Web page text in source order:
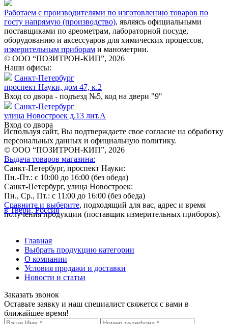
Работаем с производителями по изготовлению товаров по
госту напрямую (производство), являясь официальными
поставщиками по ареометрам, лабораторной посуде,
оборудованию и аксессуаров для химических процессов,
измерительным приборам и манометрии.
© ООО “ПОЗИТРОН-КИП”, 2026
Наши офисы:
Санкт-Петербург
проспект Науки, дом 47, к.2
Вход со двора - подъезд №5, код на двери "9"
Санкт-Петербург
улица Новостроек д.13 лит.А
Вход со двора
Используя сайт, Вы подтверждаете свое согласие на обработку
персональных данных и официальную политику.
© ООО “ПОЗИТРОН-КИП”, 2026
Выдача товаров магазина:
Санкт-Петербург, проспект Науки:
Пн.-Пт.: с 10:00 до 16:00 (без обеда)
Санкт-Петербург, улица Новостроек:
Пн., Ср., Пт.: с 11:00 до 16:00 (без обеда)
Сравните и выберите, подходящий для вас, адрес и время
получения продукции (поставщик измерительных приборов).
в Твери, Россия
Главная
Выбрать продукцию категории
О компании
Условия продажи и доставки
Новости и статьи
Заказать звонок
Оставьте заявку и наш специалист свяжется с вами в
ближайшее время!